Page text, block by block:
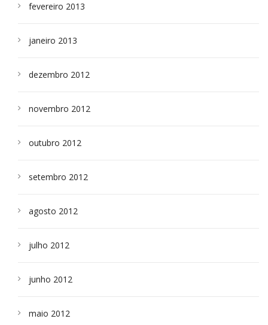
fevereiro 2013
janeiro 2013
dezembro 2012
novembro 2012
outubro 2012
setembro 2012
agosto 2012
julho 2012
junho 2012
maio 2012